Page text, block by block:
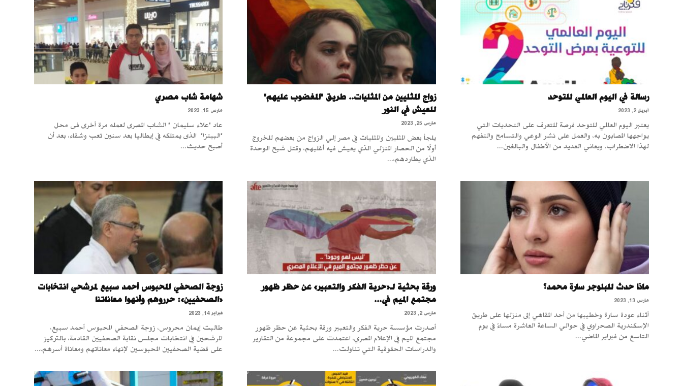
رسالة في اليوم العالمي للتوحد
أبريل 2, 2023
يعتبر اليوم العالمي للتوحد فرصة للتعرف على التحديات التي
يواجهها المصابون به، والعمل على نشر الوعي والتسامح والتفهم
لهذا الاضطراب. ويعاني العديد من الأطفال والبالغين...
زواج المثليين من المثليات.. طريق "المغضوب عليهم"
للعيش في النور
مارس 25, 2023
يلجأ بعض المثليين والمثليات في مصر إلي الزواج من بعضهم للخروج
أولًا من الحصار المنزلي الذي يعيش فيه أغلبهم، وقتل شبح الوحدة
الذي يطاردهم،...
شهامة شاب مصري
مارس 15, 2023
عاد "علاء سليمان " الشاب المصرى لعمله مرة أخرى فى محل
"البيتزا" الذى يمتلكه في إيطاليا بعد سنين تعب وشقاء، بعد أن
أصبح حديث...
ماذا حدث للبلوجر سارة محمد؟
مارس 13, 2023
أثناء عودة سارة وخطيبها من أحد المقاهي إلى منزلها على طريق
الإسكندرية الصحراوي في حوالي الساعة العاشرة مساءً في يوم
التاسع من فبراير الماضي...
ورقة بحثية لـ«حرية الفكر والتعبير» عن حظر ظهور
مجتمع الميم في...
مارس 2, 2023
أصدرت مؤسسة حرية الفكر والتعبير ورقة بحثية عن حظر ظهور
مجتمع الميم في الإعلام المصري، اعتمدت على مجموعة من التقارير
والدراسات الحقوقية التي تناولت...
زوجة الصحفي المحبوس أحمد سبيع لمرشحي انتخابات
«الصحفيين»: حرروهم وأنهوا معاناتنا
فبراير 14, 2023
طالبت إيمان محروس، زوجة الصحفي المحبوس أحمد سبيع،
المرشحين في انتخابات مجلس نقابة الصحفيين القادمة، بالتركيز
على قضية الصحفيين المحبوسين لإنهاء معاناتهم ومعاناة أسرهم،...